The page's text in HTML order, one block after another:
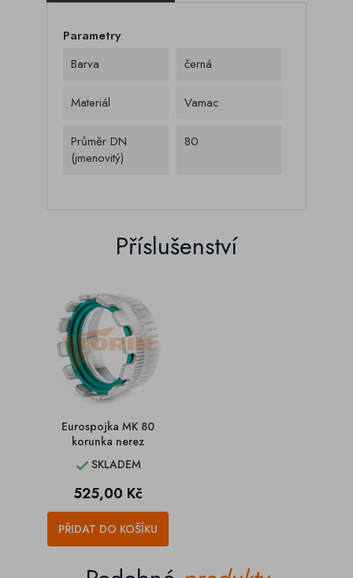
Parametry
Barva
černá
Materiál Vamac
Průměr DN
(jmenovitý)
80
Příslušenství
Eurospojka MK 80
korunka nerez
SKLADEM
Cena
525,00 Kč
PŘIDAT DO KOŠÍKU